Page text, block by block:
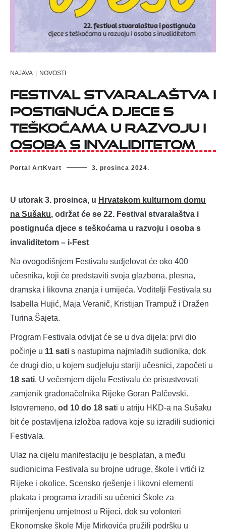
NAJAVA | NOVOSTI
FESTIVAL STVARALAŠTVA I
POSTIGNUĆA DJECE S
TEŠKOĆAMA U RAZVOJU I
OSOBA S INVALIDITETOM
Portal ArtKvart 3. prosinca 2024.
U utorak 3. prosinca, u Hrvatskom kulturnom domu
na Sušaku, održat će se 22. Festival stvaralaštva i
postignuća djece s teškoćama u razvoju i osoba s
invaliditetom – i-Fest
Na ovogodišnjem Festivalu sudjelovat će oko 400
učesnika, koji će predstaviti svoja glazbena, plesna,
dramska i likovna znanja i umijeća. Voditelji Festivala su
Isabella Hujić, Maja Veranič, Kristijan Trampuž i Dražen
Turina Šajeta.
Program Festivala odvijat će se u dva dijela: prvi dio
počinje u 11 sati s nastupima najmlađih sudionika, dok
će drugi dio, u kojem sudjeluju stariji učesnici, započeti u
18 sati. U večernjem dijelu Festivalu će prisustvovati
zamjenik gradonačelnika Rijeke Goran Palčevski.
Istovremeno, od 10 do 18 sati u atriju HKD-a na Sušaku
bit će postavljena izložba radova koje su izradili sudionici
Festivala.
Ulaz na cijelu manifestaciju je besplatan, a među
sudionicima Festivala su brojne udruge, škole i vrtići iz
Rijeke i okolice. Scensko rješenje i likovni elementi
plakata i programa izradili su učenici Škole za
primijenjenu umjetnost u Rijeci, dok su volonteri
Ekonomske škole Mije Mirkovića pružili podršku u